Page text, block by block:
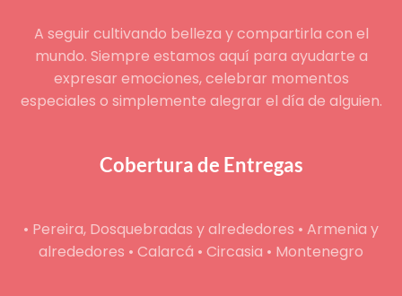
A seguir cultivando belleza y compartirla con el
mundo. Siempre estamos aquí para ayudarte a
expresar emociones, celebrar momentos
especiales o simplemente alegrar el día de alguien.
Cobertura de Entregas
• Pereira, Dosquebradas y alrededores • Armenia y
alrededores • Calarcá • Circasia • Montenegro